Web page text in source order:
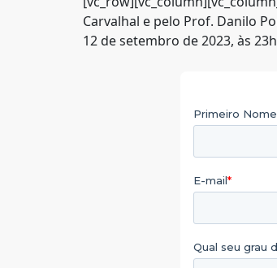
Carvalhal e pelo Prof. Danilo
12 de setembro de 2023, às